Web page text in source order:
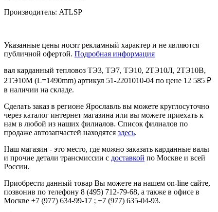
Производитель: ATLSP
Указанные цены носят рекламный характер и не являются
публичной офертой. Подробная информация
вал карданный тепловоз ТЭ3, ТЭ7, ТЭ10, 2ТЭ10Л, 2ТЭ10В,
2ТЭ10М (L=1490mm) артикул 51-2201010-04 по цене 12 585 ₽
в наличии на складе.
Сделать заказ в регионе Ярославль вы можете круглосуточно
через каталог интернет магазина или вы можете приехать к
нам в любой из наших филиалов. Список филиалов по
продаже автозапчастей находятся здесь.
Наш магазин - это место, где можно заказать карданные валы
и прочие детали трансмиссии с доставкой по Москве и всей
России.
Приобрести данный товар Вы можете на нашем on-line сайте,
позвонив по телефону 8 (495) 712-79-68, а также в офисе в
Москве +7 (977) 634-99-17 ; +7 (977) 635-04-93.